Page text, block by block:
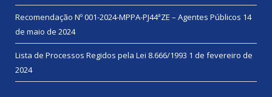
Recomendação Nº 001-2024-MPPA-PJ44ªZE – Agentes Públicos 14
de maio de 2024
Lista de Processos Regidos pela Lei 8.666/1993 1 de fevereiro de
2024